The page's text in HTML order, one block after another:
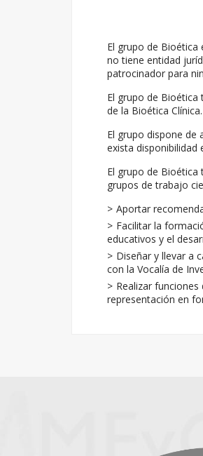
El grupo de Bioética
no tiene entidad
patrocinador para
El grupo de
de la Bioética Clínica.
El grupo dispone de
exista disponibilidad
El grupo de Bioética
grupos de trabajo
Aportar
Facilitar la
educativos y el
Diseñar y llevar a
con la Vocalía de
Realizar
representación en